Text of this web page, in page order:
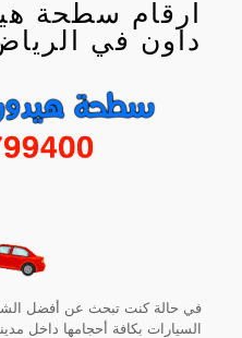
ارقام سطحة
داون في
في حالة كنت تبحث عن أفضل
السيارات بكافة أحجامها داخل